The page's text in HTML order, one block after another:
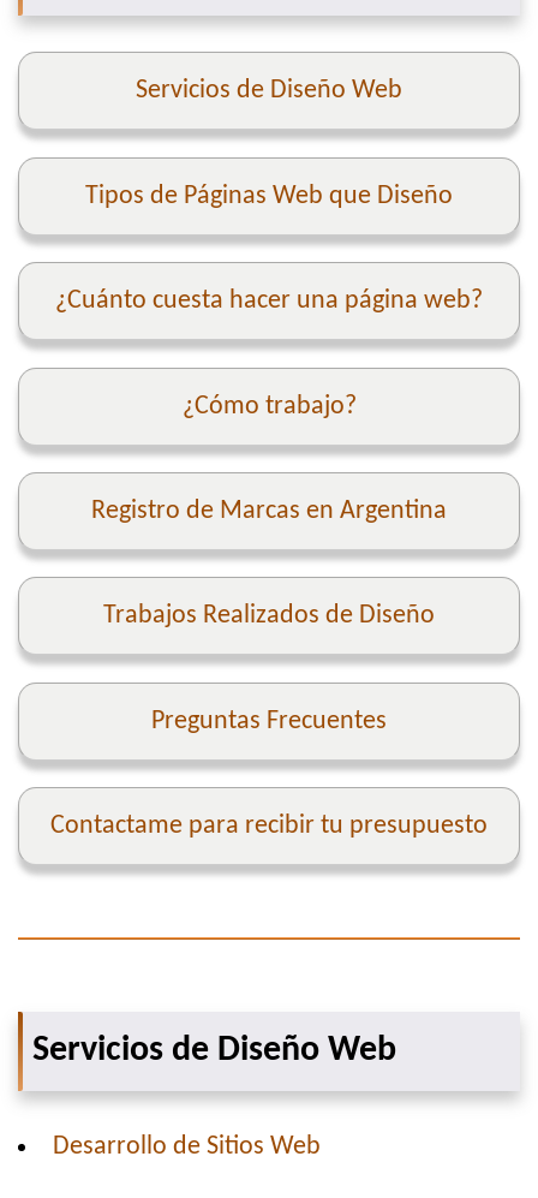
Servicios de Diseño Web
Tipos de Páginas Web que Diseño
¿Cuánto cuesta hacer una página web?
¿Cómo trabajo?
Registro de Marcas en Argentina
Trabajos Realizados de Diseño
Preguntas Frecuentes
Contactame para recibir tu presupuesto
Servicios de Diseño Web
Desarrollo de Sitios Web